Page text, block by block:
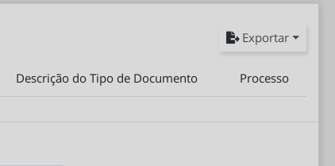
Exportar
Descrição do Tipo de Documento Processo